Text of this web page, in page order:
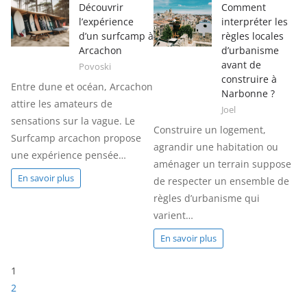
Découvrir
l’expérience
d’un surfcamp à
Arcachon
Povoski
Entre dune et océan, Arcachon
attire les amateurs de
sensations sur la vague. Le
Surfcamp arcachon propose
une expérience pensée…
En savoir plus
Comment
interpréter les
règles locales
d’urbanisme
avant de
construire à
Narbonne ?
Joel
Construire un logement,
agrandir une habitation ou
aménager un terrain suppose
de respecter un ensemble de
règles d’urbanisme qui
varient…
En savoir plus
P
a
1
2